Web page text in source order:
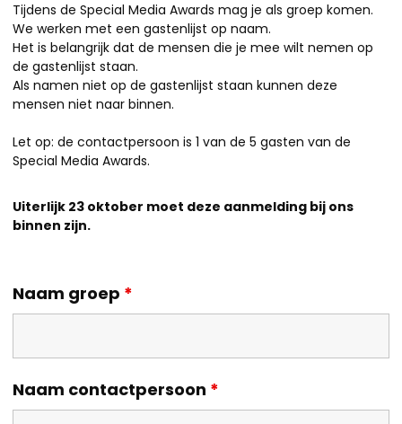
Tijdens de Special Media Awards mag je als groep komen.
We werken met een gastenlijst op naam.
Het is belangrijk dat de mensen die je mee wilt nemen op
de gastenlijst staan.
Als namen niet op de gastenlijst staan kunnen deze
mensen niet naar binnen.
Let op: de contactpersoon is 1 van de 5 gasten van de
Special Media Awards.
Uiterlijk 23 oktober moet deze aanmelding bij ons
binnen zijn.
Naam groep *
Naam contactpersoon *